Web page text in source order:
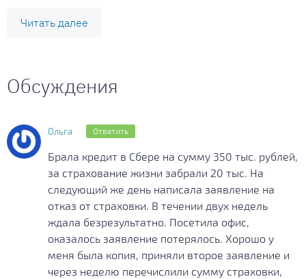
Читать далее
Обсуждения
Ольга Ответить
Брала кредит в Сбере на сумму 350 тыс. рублей,
за страхование жизни забрали 20 тыс. На
следующий же день написала заявление на
отказ от страховки. В течении двух недель
ждала безрезультатно. Посетила офис,
оказалось заявление потерялось. Хорошо у
меня была копия, приняли второе заявление и
через неделю перечислили сумму страховки,